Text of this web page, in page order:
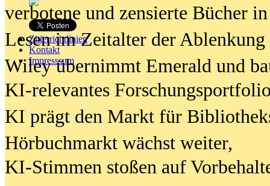
Zitierrichtlinien
Kontakt
Impresssum
verbotene und zensierte Bücher
Lesen im Zeitalter der Ablenkung
Wiley übernimmt Emerald und
KI-relevantes
KI prägt den Markt für
Hörbuchmarkt wächst weiter,
KI-Stimmen stoßen auf